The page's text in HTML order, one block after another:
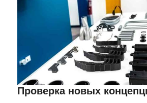
Проверка новых